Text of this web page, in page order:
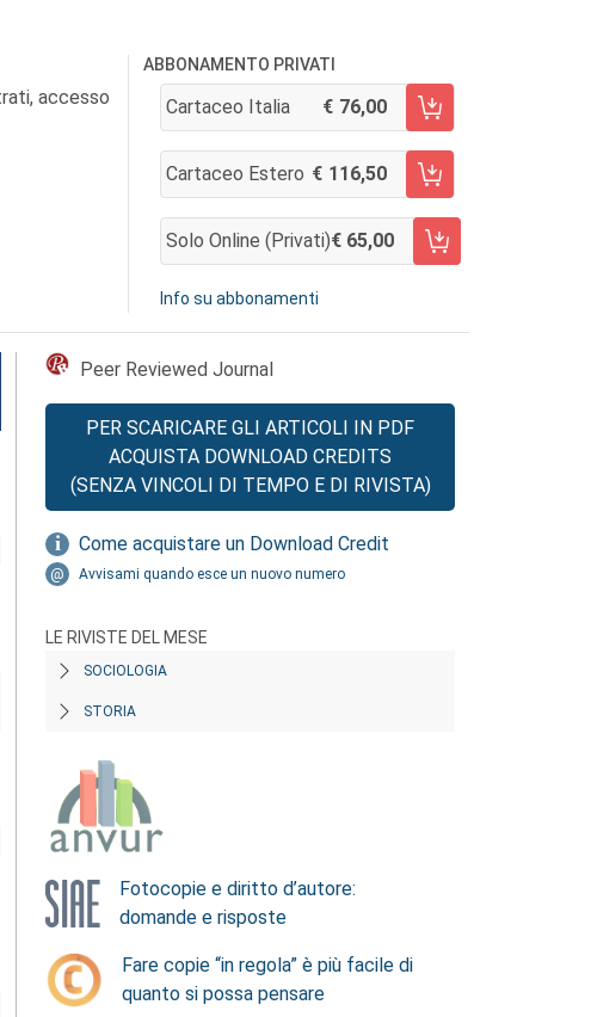
accesso
ABBONAMENTO PRIVATI
Cartaceo Italia 76,00
AGGIUNGI AL CARRELLO
Cartaceo Estero 116,50
AGGIUNGI AL CARRELLO
Solo Online (privati) 65,00
AGGIUNGI AL CARRELLO
Info su abbonamenti
Peer Reviewed Journal
PER SCARICARE GLI ARTICOLI IN PDF
ACQUISTA DOWNLOAD CREDITS
(SENZA VINCOLI DI TEMPO E DI RIVISTA)
Come acquistare un Download Credit
Avvisami quando esce un nuovo numero
LE RIVISTE DEL MESE
SOCIOLOGIA
STORIA
Fotocopie e diritto d’autore:
domande e risposte
Fare copie “in regola” è più facile di
quanto si possa pensare